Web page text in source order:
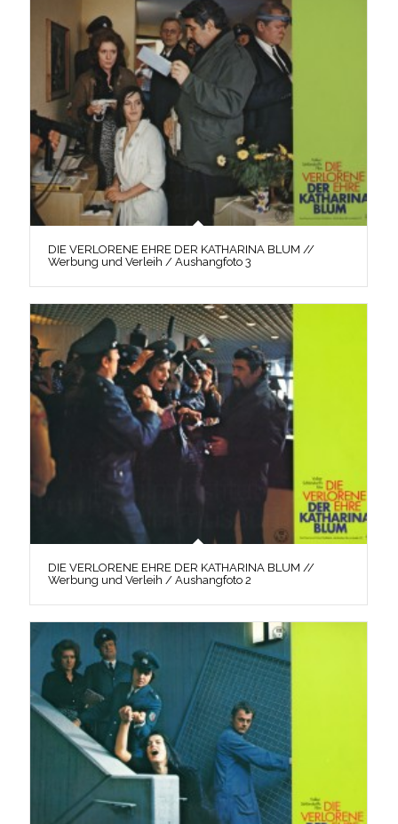
DIE VERLORENE EHRE DER KATHARINA BLUM //
Werbung und Verleih / Aushangfoto 3
DIE VERLORENE EHRE DER KATHARINA BLUM //
Werbung und Verleih / Aushangfoto 2